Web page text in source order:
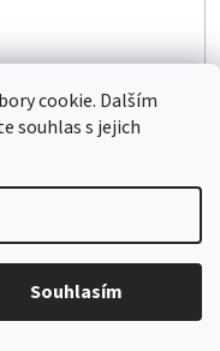
cookie. Dalším
souhlas s jejich
Souhlasím
poradenství, terapie
. Všechna práva